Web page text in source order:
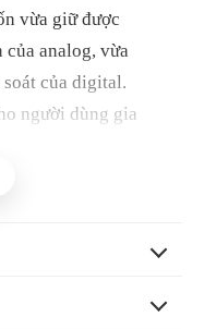
vừa giữ được
của analog, vừa
của digital.
người dùng gia
lại cảm giác
ở cấu trúc